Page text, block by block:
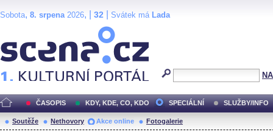
Sobota, 8. srpena2026, | 32 Svátek má Lada
ČASOPIS KDY, KDE, CO, KDO SPECIÁLNÍ SLUŽBY/INFO
Soutěže Nethovory Akce online Fotogalerie